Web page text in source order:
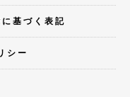
基づく表記
シー